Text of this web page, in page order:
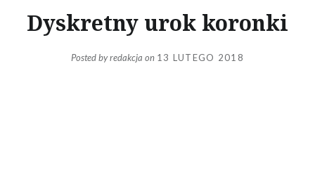
Dyskretny urok koronki
Posted byredakcja on 13 LUTEGO 2018